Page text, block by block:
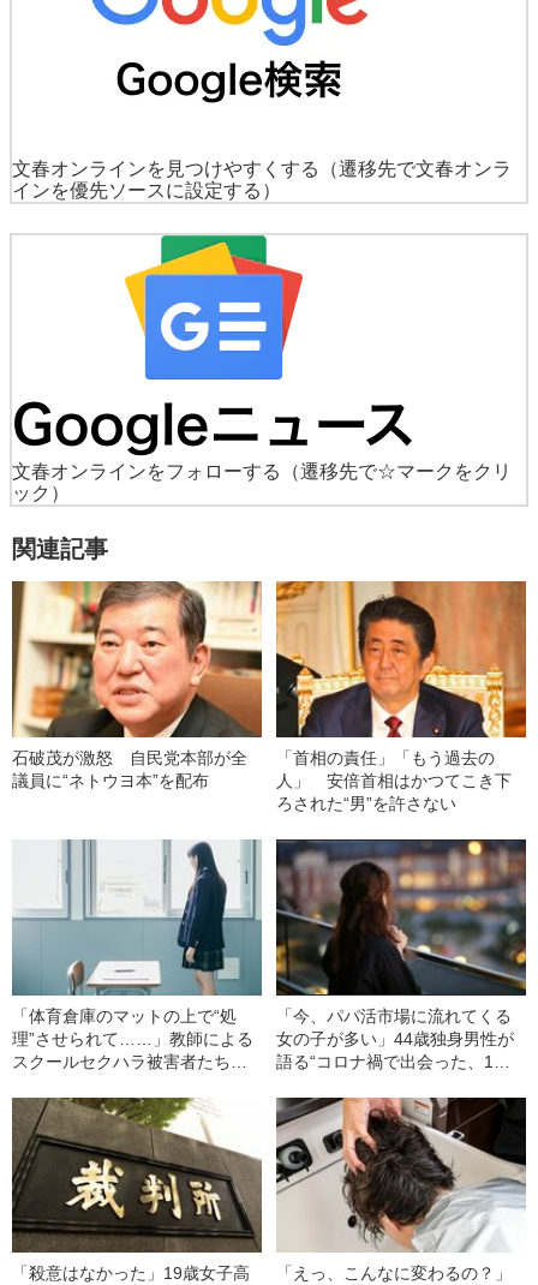
文春オンラインを見つけやすくする
（遷移先で文春オンラ
インを優先ソースに設定する）
文春オンラインをフォローする
（遷移先で☆マークをクリ
ック）
関連記事
石破茂が激怒 自民党本部が全
議員に“ネトウヨ本”を配布
「首相の責任」「もう過去の
人」 安倍首相はかつてこき下
ろされた“男”を許さない
「体育倉庫のマットの上で“処
理”させられて……」教師による
スクールセクハラ被害者たちが
「今、パパ活市場に流れてくる
女の子が多い」44歳独身男性が
語る“コロナ禍で出会った、1回5
「殺意はなかった」19歳女子高
「えっ、こんなに変わるの？」